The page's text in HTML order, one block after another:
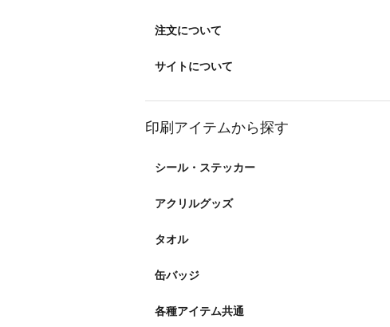
注文について
サイトについて
印刷アイテムから探す
シール・ステッカー
アクリルグッズ
タオル
缶バッジ
各種アイテム共通